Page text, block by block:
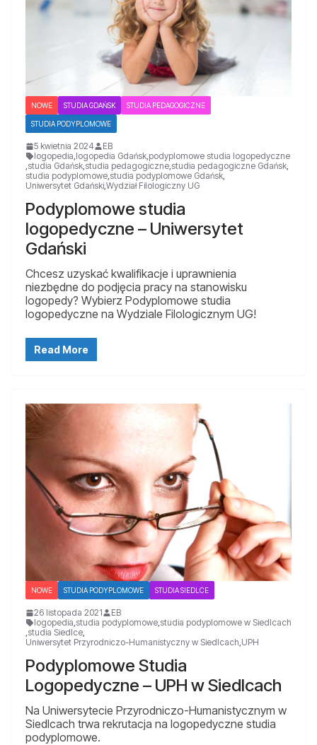
NOWE STUDIA GDAŃSK STUDIA PEDAGOGICZNE
STUDIA PODYPLOMOWE
5 kwietnia 2024
EB
logopedia,logopedia Gdańsk,podyplomowe studia logopedyczne
,studia Gdańsk,studia pedagogiczne,studia pedagogiczne Gdańsk,
studia podyplomowe,studia podyplomowe Gdańsk,
Uniwersytet Gdański,Wydział Filologiczny UG
Podyplomowe studia
logopedyczne – Uniwersytet
Gdański
Chcesz uzyskać kwalifikacje i uprawnienia
niezbędne do podjęcia pracy na stanowisku
logopedy? Wybierz Podyplomowe studia
logopedyczne na Wydziale Filologicznym UG!
Read More
NOWE STUDIA PODYPLOMOWE STUDIA SIEDLCE
26 listopada 2021
EB
logopedia studia podyplomowe studia podyplomowe w Siedlcach
studia Siedlce
Uniwersytet Przyrodniczo-Humanistyczny w Siedlcach UPH
Podyplomowe Studia
Logopedyczne – UPH w Siedlcach
Na Uniwersytecie Przyrodniczo-Humanistycznym w
Siedlcach trwa rekrutacja na logopedyczne studia
podyplomowe.